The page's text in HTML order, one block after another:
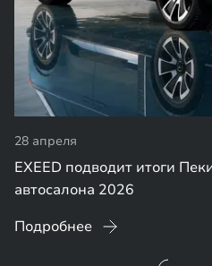
28 апреля
EXEED подводит итоги
автосалона 2026
Подробнее